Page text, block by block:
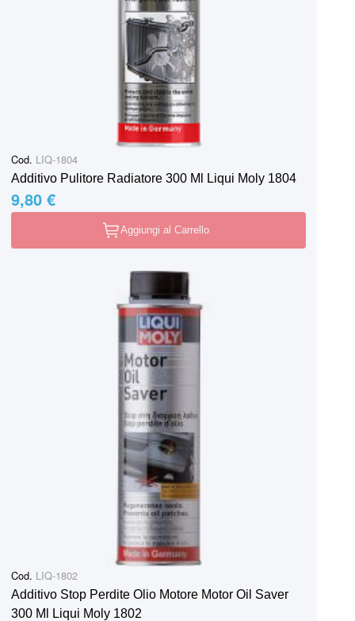
Cod. LIQ-1804
Additivo Pulitore Radiatore 300 Ml Liqui Moly 1804
9,80 €
Aggiungi al Carrello
Cod. LIQ-1802
Additivo Stop Perdite Olio Motore Motor Oil Saver
300 Ml Liqui Moly 1802